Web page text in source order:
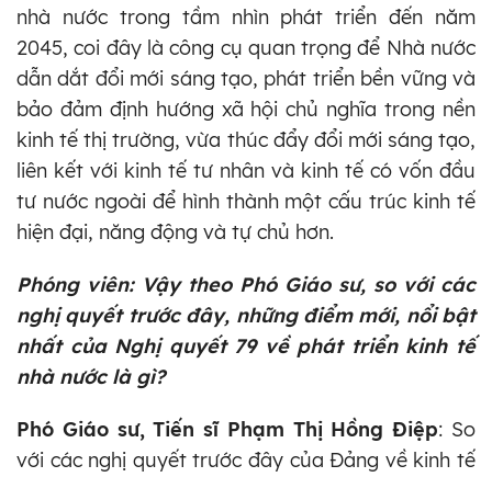
nhà nước trong tầm nhìn phát triển đến năm
2045, coi đây là công cụ quan trọng để Nhà nước
dẫn dắt đổi mới sáng tạo, phát triển bền vững và
bảo đảm định hướng xã hội chủ nghĩa trong nền
kinh tế thị trường, vừa thúc đẩy đổi mới sáng tạo,
liên kết với kinh tế tư nhân và kinh tế có vốn đầu
tư nước ngoài để hình thành một cấu trúc kinh tế
hiện đại, năng động và tự chủ hơn.
Phóng viên: Vậy theo Phó Giáo sư, so với các
nghị quyết trước đây, những điểm mới, nổi bật
nhất của Nghị quyết 79 về phát triển kinh tế
nhà nước là gì?
Phó Giáo sư, Tiến sĩ Phạm Thị Hồng Điệp: So
với các nghị quyết trước đây của Đảng về kinh tế